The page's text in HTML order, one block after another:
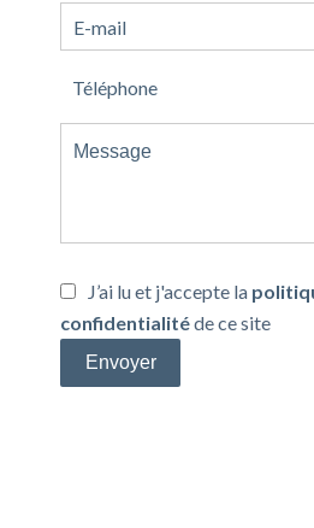
J’ai lu et j'accepte la
confidentialitéde ce site
Envoyer